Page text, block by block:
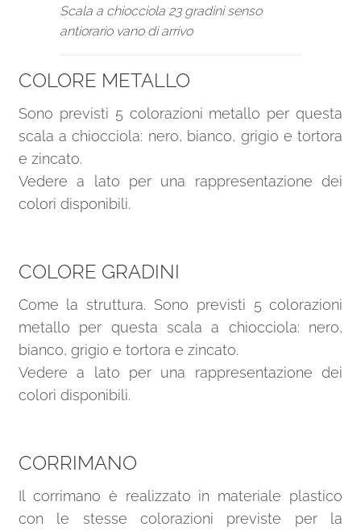
Scala a chiocciola 23 gradini senso
antiorario vano di arrivo
COLORE METALLO
Sono previsti 5 colorazioni metallo per questa
scala a chiocciola: nero, bianco, grigio e tortora
e zincato.
Vedere a lato per una rappresentazione dei
colori disponibili.
COLORE GRADINI
Come la struttura. Sono previsti 5 colorazioni
metallo per questa scala a chiocciola: nero,
bianco, grigio e tortora e zincato.
Vedere a lato per una rappresentazione dei
colori disponibili.
CORRIMANO
Il corrimano è realizzato in materiale plastico
con le stesse colorazioni previste per la